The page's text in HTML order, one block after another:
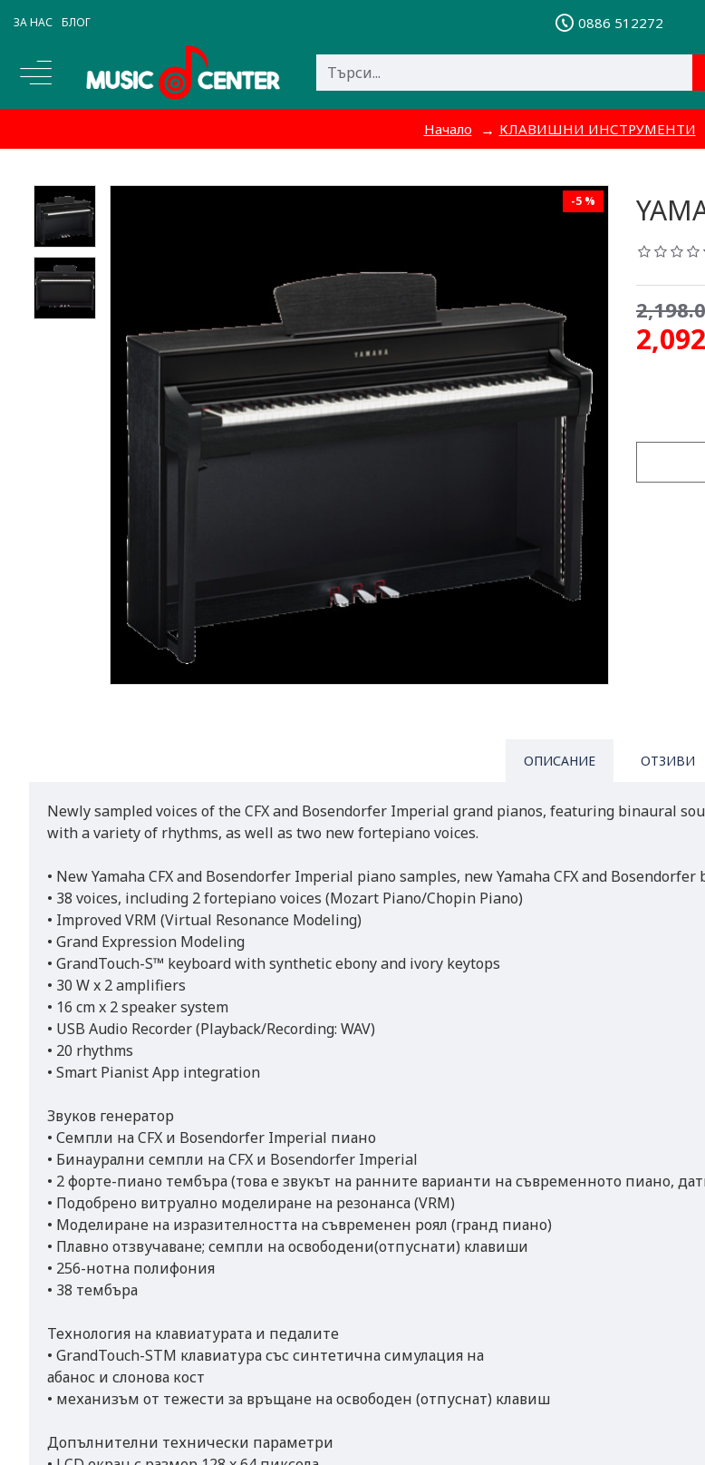
ЗА НАС БЛОГ 0886 512272
Начало КЛАВИШНИ ИНСТРУМЕНТИ
-5 %
ОПИСАНИЕ ОТЗИВИ
Newly sampled voices of the CFX and Bosendorfer Imperial grand pianos, featuring binaural
with a variety of rhythms, as well as two new fortepiano voices.
• New Yamaha CFX and Bosendorfer Imperial piano samples, new Yamaha CFX and
• 38 voices, including 2 fortepiano voices (Mozart Piano/Chopin Piano)
• Improved VRM (Virtual Resonance Modeling)
• Grand Expression Modeling
• GrandTouch-S™ keyboard with synthetic ebony and ivory keytops
• 30 W x 2 amplifiers
• 16 cm x 2 speaker system
• USB Audio Recorder (Playback/Recording: WAV)
• 20 rhythms
• Smart Pianist App integration
Звуков генератор
• Семпли на CFX и Bosendorfer Imperial пиано
• Бинаурални семпли на CFX и Bosendorfer Imperial
• 2 форте-пиано тембъра (това е звукът на ранните варианти на съвременното пиано,
• Подобрено витруално моделиране на резонанса (VRM)
• Моделиране на изразителността на съвременен роял (гранд пиано)
• Плавно отзвучаване; семпли на освободени(отпуснати) клавиши
• 256-нотна полифония
• 38 тембъра
Технология на клавиатурата и педалите
• GrandTouch-STM клавиатура със синтетична симулация на
абанос и слонова кост
• механизъм от тежести за връщане на освободен (отпуснат) клавиш
Допълнителни технически параметри